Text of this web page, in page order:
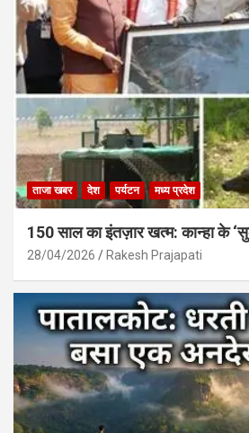
ताजा खबर देश पर्यटन मध्य प्रदेश
150 साल का इंतज़ार खत्म: कान्हा के
28/04/2026 Rakesh Prajapati